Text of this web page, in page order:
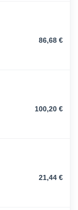
86,68 €
100,20 €
21,44 €